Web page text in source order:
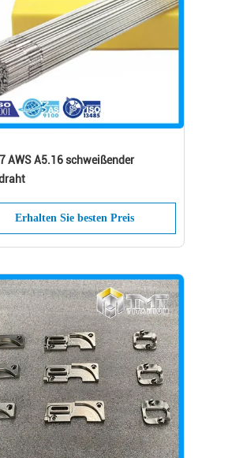
AWS A5.16 schweißender
Erhalten Sie besten Preis